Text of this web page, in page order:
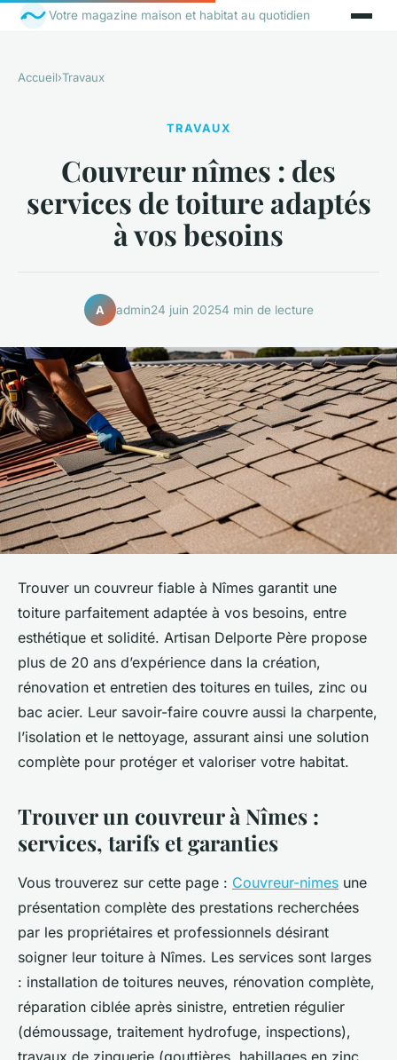
Votre magazine maison et habitat au quotidien
Accueil›Travaux
TRAVAUX
Couvreur nîmes : des
services de toiture adaptés
à vos besoins
A admin24 juin 20254 min de lecture
Trouver un couvreur fiable à Nîmes garantit une
toiture parfaitement adaptée à vos besoins, entre
esthétique et solidité. Artisan Delporte Père propose
plus de 20 ans d’expérience dans la création,
rénovation et entretien des toitures en tuiles, zinc ou
bac acier. Leur savoir-faire couvre aussi la charpente,
l’isolation et le nettoyage, assurant ainsi une solution
complète pour protéger et valoriser votre habitat.
Trouver un couvreur à Nîmes :
services, tarifs et garanties
Vous trouverez sur cette page : Couvreur-nimes une
présentation complète des prestations recherchées
par les propriétaires et professionnels désirant
soigner leur toiture à Nîmes. Les services sont larges
: installation de toitures neuves, rénovation complète,
réparation ciblée après sinistre, entretien régulier
(démoussage, traitement hydrofuge, inspections),